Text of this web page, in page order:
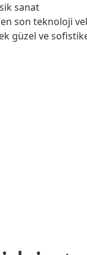
sanat
en son teknoloji
güzel ve